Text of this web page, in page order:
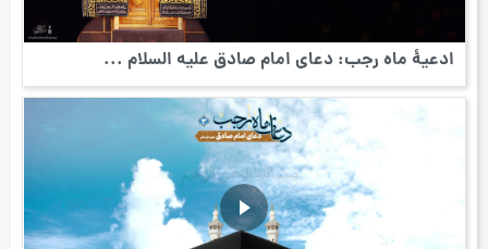
ادعیۀ ماه رجب: دعای امام صادق علیه السلام ...